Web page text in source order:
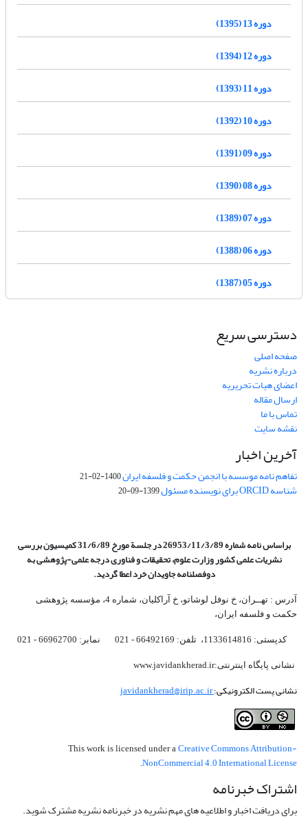
دوره 13 (1395)
دوره 12 (1394)
دوره 11 (1393)
دوره 10 (1392)
دوره 09 (1391)
دوره 08 (1390)
دوره 07 (1389)
دوره 06 (1388)
دوره 05 (1387)
دسترسی سریع
صفحه اصلی
درباره نشریه
اعضای هیات تحریریه
ارسال مقاله
تماس با ما
نقشه سایت
آخرین اخبار
تفاهم نامه موسسه با انجمن حکمت و فلسفه ایران1400-02-21
شناسه ORCID برای نویسنده مسئول 1399-09-20
براساس نامه شماره 26953/11/3/89 در جلسة مورخ 31/6/89 کمیسیون
بررسی
نشریات علمی کشور وزارت علوم، تحقیقات و فناوری درجه علمی‌-پژوهشیبه
دوفصلنامه جاویدان خرد اعطا گردید.
آدرس : تهــران، خ نوفل لوشاتو، خ آراکلیان، شماره 4،‌ مؤسسه پژوهشی
حکمت و فلسفه ایران،‌
کدپستی: 1133614816، تلفن: 66492169 - 021 نمابر: 66962700 - 021
نشانی پایگاه اینترنتی:www.javidankherad.ir
نشانی پست الکترونیکی:javidankherad@irip.ac.ir
This work is licensed under a Creative Commons Attribution-
NonCommercial 4.0 International License
اشتراک خبرنامه
برای دریافت اخبار و اطلاعیه های مهم نشریه در خبرنامه نشریه مشترک شوید.